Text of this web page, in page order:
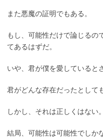
また悪魔の証明でもある。
もし、可能性だけで論じるの
てあるはずだ。
いや、君が僕を愛していると
君がどんな存在だったとして
しかし、それは正しくはない。
結局、可能性は可能性でしか